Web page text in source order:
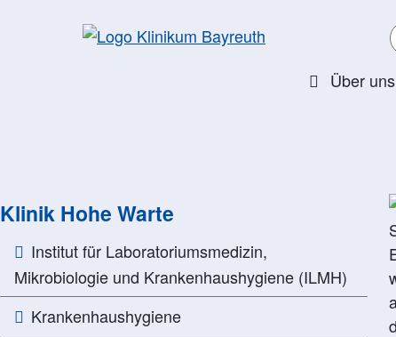
Über uns
Klinik Hohe Warte
Institut für Laboratoriumsmedizin,
Mikrobiologie und Krankenhaushygiene (ILMH)
Krankenhaushygiene